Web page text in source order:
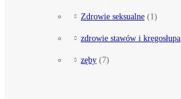
Zdrowie seksualne (1)
zdrowie stawów i kręgosłupa
zęby (7)